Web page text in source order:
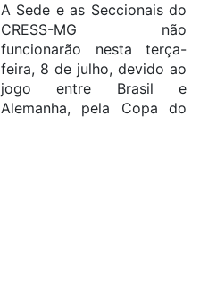
A Sede e as Seccionais do
CRESS-MG não
funcionarão nesta terça-
feira, 8 de julho, devido ao
jogo entre Brasil e
Alemanha, pela Copa do